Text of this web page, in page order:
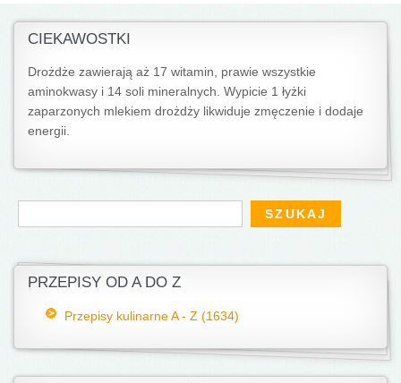
CIEKAWOSTKI
Drożdże zawierają aż 17 witamin, prawie wszystkie
aminokwasy i 14 soli mineralnych. Wypicie 1 łyżki
zaparzonych mlekiem drożdży likwiduje zmęczenie i dodaje
energii.
Formularz wyszukiwania
Szukaj
PRZEPISY OD A DO Z
Przepisy kulinarne A - Z (1634)